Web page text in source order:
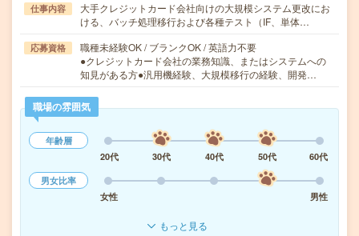
仕事内容
大手クレジットカード会社向けの大規模システム更改にお
ける、バッチ処理移行および各種テスト（IF、単体…
応募資格
職種未経験OK / ブランクOK / 英語力不要
●クレジットカード会社の業務知識、またはシステムへの
知見がある方●汎用機経験、大規模移行の経験、開発…
職場の雰囲気
年齢層
20代
30代 40代 50代
60代
男女比率
女性
男性
もっと見る